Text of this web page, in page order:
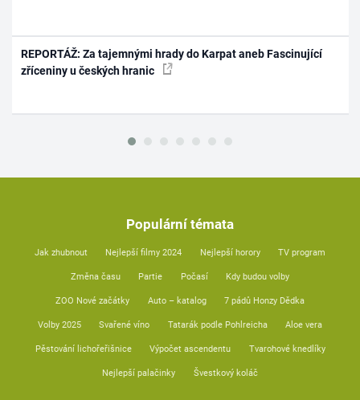
REPORTÁŽ: Za tajemnými hrady do Karpat aneb Fascinující
zříceniny u českých hranic
Populární témata
Jak zhubnout Nejlepší filmy 2024 Nejlepší horory TV program
Změna času Partie Počasí Kdy budou volby
ZOO Nové začátky Auto – katalog 7 pádů Honzy Dědka
Volby 2025 Svařené víno Tatarák podle Pohlreicha Aloe vera
Pěstování lichořeřišnice Výpočet ascendentu Tvarohové knedlíky
Nejlepší palačinky Švestkový koláč